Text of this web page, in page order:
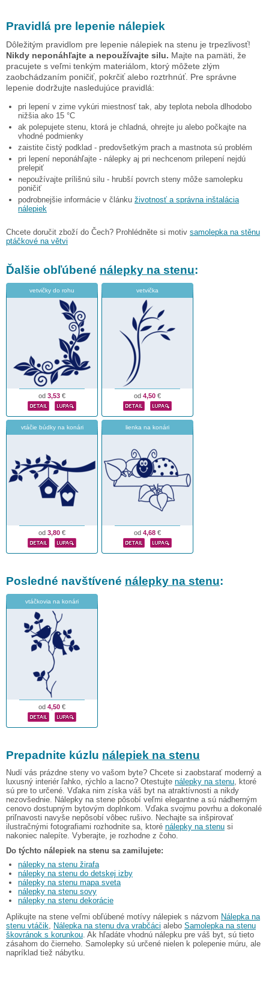
Pravidlá pre lepenie nálepiek
Dôležitým pravidlom pre lepenie nálepiek na stenu je trpezlivosť!
Nikdy neponáhľajte a nepoužívajte silu. Majte na pamäti, že
pracujete s veľmi tenkým materiálom, ktorý môžete zlým
zaobchádzaním poničiť, pokrčiť alebo roztrhnúť. Pre správne
lepenie dodržujte nasledujúce pravidlá:
pri lepení v zime vykúri miestnosť tak, aby teplota nebola dlhodobo
nižšia ako 15 °C
ak polepujete stenu, ktorá je chladná, ohrejte ju alebo počkajte na
vhodné podmienky
zaistite čistý podklad - predovšetkým prach a mastnota sú problém
pri lepení neponáhľajte - nálepky aj pri nechcenom prilepení nejdú
prelepiť
nepoužívajte prílišnú silu - hrubší povrch steny môže samolepku
poničiť
podrobnejšie informácie v článku životnosť a správna inštalácia
nálepiek
Chcete doručit zboží do Čech? Prohlédněte si motiv samolepka na stěnu
ptáčkové na větvi
Ďalšie obľúbené nálepky na stenu:
vetvičky do rohu
od 3,53 €
vetvička
od 4,50 €
vtáčie búdky na konári
od 3,80 €
lienka na konári
od 4,68 €
Posledné navštívené nálepky na stenu:
vtáčkovia na konári
od 4,50 €
Prepadnite kúzlu nálepiek na stenu
Nudí vás prázdne steny vo vašom byte? Chcete si zaobstarať moderný a
luxusný interiér ľahko, rýchlo a lacno? Otestujte nálepky na stenu , ktoré
sú pre to určené. Vďaka nim získa váš byt na atraktívnosti a nikdy
nezovšednie. Nálepky na stene pôsobí veľmi elegantne a sú nádherným
cenovo dostupným bytovým doplnkom. Vďaka svojmu povrhu a dokonalé
priľnavosti navyše nepôsobí vôbec rušivo. Nechajte sa inšpirovať
ilustračnými fotografiami rozhodnite sa, ktoré nálepky na stenu si
nakoniec nalepíte. Vyberajte, je rozhodne z čoho.
Do týchto nálepiek na stenu sa zamilujete:
nálepky na stenu žirafa
nálepky na stenu do detskej izby
nálepky na stenu mapa sveta
nálepky na stenu sovy
nálepky na stenu dekorácie
Aplikujte na stene veľmi obľúbené motívy nálepiek s názvom Nálepka na
stenu vtáčik
Nálepka na stenu dva vrabčáci alebo Samolepka na stenu
škovránok s korunkou . Ak hľadáte vhodnú nálepku pre váš byt, sú tieto
zásahom do čierneho. Samolepky sú určené nielen k polepenie múru, ale
napríklad tiež nábytku.